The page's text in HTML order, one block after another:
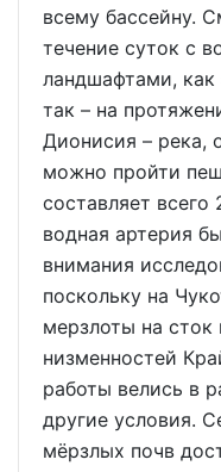
всему бассейну.
течение суток с
ландшафтами, как
так – на
Дионисия – река,
можно пройти
составляет
водная артерия
внимания
поскольку на
мерзлоты на
низменностей
работы велись в
другие условия.
мёрзлых почв